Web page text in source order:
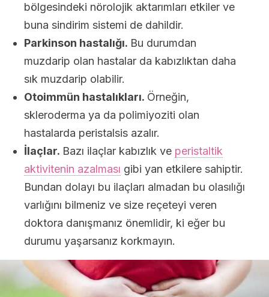
bölgesindeki nörolojik aktarımları etkiler ve
buna sindirim sistemi de dahildir.
Parkinson hastalığı. Bu durumdan
muzdarip olan hastalar da kabızlıktan daha
sık muzdarip olabilir.
Otoimmün hastalıkları. Örneğin,
skleroderma ya da polimiyoziti olan
hastalarda peristalsis azalır.
İlaçlar. Bazı ilaçlar kabızlık ve peristaltik
aktivitenin azalması gibi yan etkilere sahiptir.
Bundan dolayı bu ilaçları almadan bu olasılığı
varlığını bilmeniz ve size reçeteyi veren
doktora danışmanız önemlidir, ki eğer bu
durumu yaşarsanız korkmayın.